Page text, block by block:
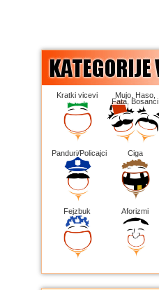
Kratki vicevi Mujo, Haso,
Fata, Bosanci
Panduri/Policajci Ciga
Fejzbuk Aforizmi